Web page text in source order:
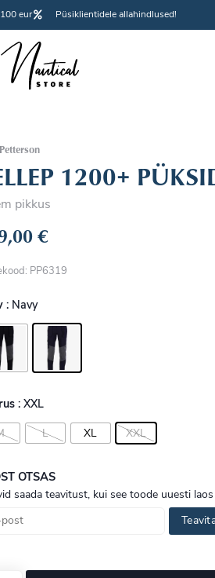
eur Püsiklientidele allahindlused!
1200+
pikkus
€
PP6319
: Navy
: XXL
L XL XXL
OTSAS
saada teavitust, kui see toode uuesti laos